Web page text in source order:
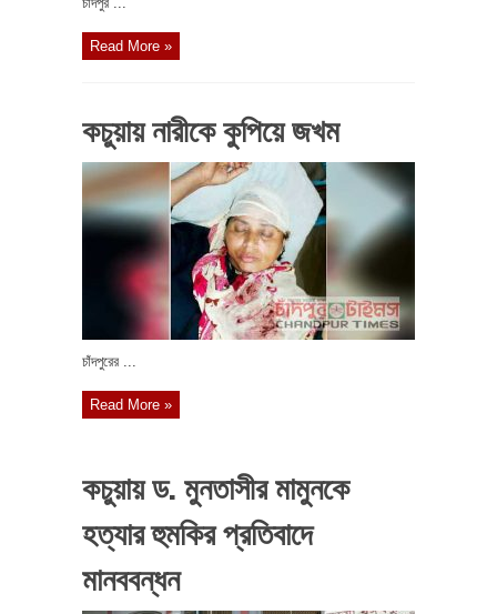
Read More »
কচুয়ায় নারীকে কুপিয়ে জখম
চাঁদপুরের ...
Read More »
কচুয়ায় ড. মুনতাসীর মামুনকে
হত্যার হুমকির প্রতিবাদে
মানববন্ধন